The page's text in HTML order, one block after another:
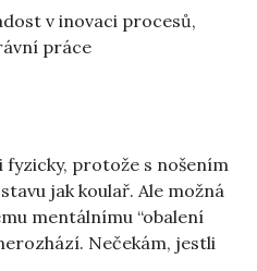
v inovaci procesů,
práce
fyzicky, protože s nošením
jak koulař. Ale možná
mentálnímu “obalení
Nečekám, jestli